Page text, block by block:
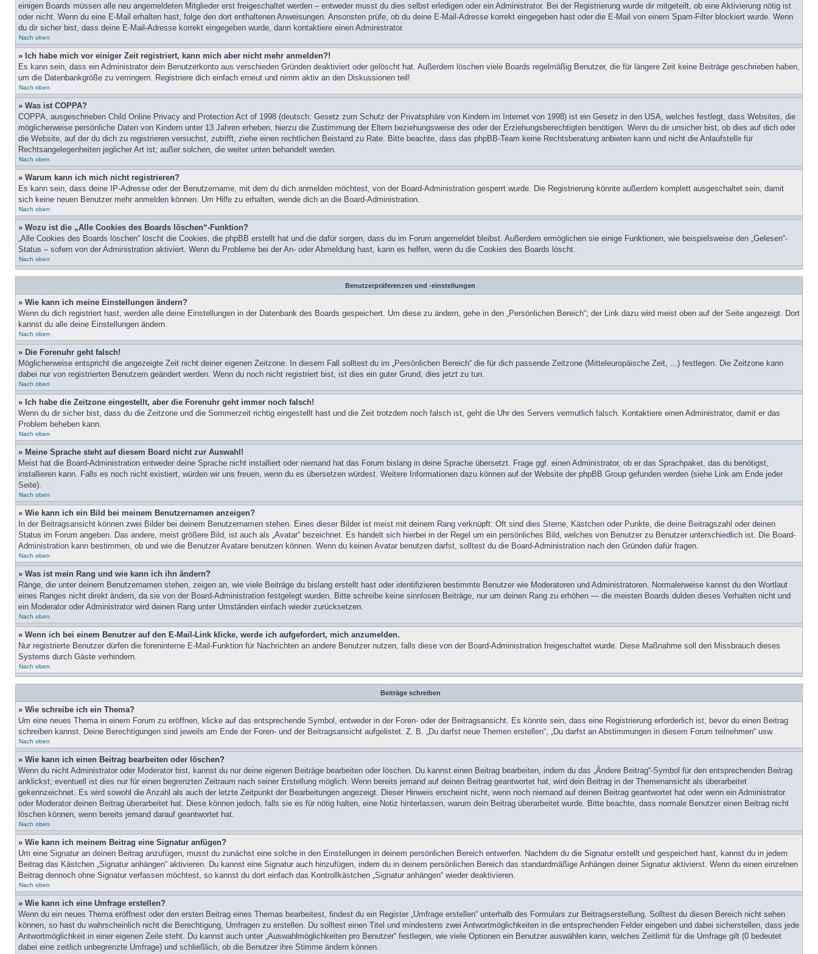
einigen Boards müssen alle neu angemeldeten Mitglieder erst freigeschaltet werden – entweder musst du dies selbst erledigen oder ein Administrator. Bei der Registrierung wurde dir mitgeteilt, ob eine Aktivierung nötig ist
oder nicht. Wenn du eine E-Mail erhalten hast, folge den dort enthaltenen Anweisungen. Ansonsten prüfe, ob du deine E-Mail-Adresse korrekt eingegeben hast oder die E-Mail von einem Spam-Filter blockiert wurde. Wenn
du dir sicher bist, dass deine E-Mail-Adresse korrekt eingegeben wurde, dann kontaktiere einen Administrator.
Nach oben
» Ich habe mich vor einiger Zeit registriert, kann mich aber nicht mehr anmelden?!
Es kann sein, dass ein Administrator dein Benutzerkonto aus verschieden Gründen deaktiviert oder gelöscht hat. Außerdem löschen viele Boards regelmäßig Benutzer, die für längere Zeit keine Beiträge geschrieben haben,
um die Datenbankgröße zu verringern. Registriere dich einfach erneut und nimm aktiv an den Diskussionen teil!
Nach oben
» Was ist COPPA?
COPPA, ausgeschrieben Child Online Privacy and Protection Act of 1998 (deutsch: Gesetz zum Schutz der Privatsphäre von Kindern im Internet von 1998) ist ein Gesetz in den USA, welches festlegt, dass Websites, die
möglicherweise persönliche Daten von Kindern unter 13 Jahren erheben, hierzu die Zustimmung der Eltern beziehungsweise des oder der Erziehungsberechtigten benötigen. Wenn du dir unsicher bist, ob dies auf dich oder
die Website, auf der du dich zu registrieren versuchst, zutrifft, ziehe einen rechtlichen Beistand zu Rate. Bitte beachte, dass das phpBB-Team keine Rechtsberatung anbieten kann und nicht die Anlaufstelle für
Rechtsangelegenheiten jeglicher Art ist; außer solchen, die weiter unten behandelt werden.
Nach oben
» Warum kann ich mich nicht registrieren?
Es kann sein, dass deine IP-Adresse oder der Benutzername, mit dem du dich anmelden möchtest, von der Board-Administration gesperrt wurde. Die Registrierung könnte außerdem komplett ausgeschaltet sein, damit
sich keine neuen Benutzer mehr anmelden können. Um Hilfe zu erhalten, wende dich an die Board-Administration.
Nach oben
» Wozu ist die „Alle Cookies des Boards löschen“-Funktion?
„Alle Cookies des Boards löschen“ löscht die Cookies, die phpBB erstellt hat und die dafür sorgen, dass du im Forum angemeldet bleibst. Außerdem ermöglichen sie einige Funktionen, wie beispielsweise den „Gelesen“-
Status – sofern von der Administration aktiviert. Wenn du Probleme bei der An- oder Abmeldung hast, kann es helfen, wenn du die Cookies des Boards löscht.
Nach oben
Benutzerpräferenzen und -einstellungen
» Wie kann ich meine Einstellungen ändern?
Wenn du dich registriert hast, werden alle deine Einstellungen in der Datenbank des Boards gespeichert. Um diese zu ändern, gehe in den „Persönlichen Bereich“; der Link dazu wird meist oben auf der Seite angezeigt. Dort
kannst du alle deine Einstellungen ändern.
Nach oben
» Die Forenuhr geht falsch!
Möglicherweise entspricht die angezeigte Zeit nicht deiner eigenen Zeitzone. In diesem Fall solltest du im „Persönlichen Bereich“ die für dich passende Zeitzone (Mitteleuropäische Zeit, ...) festlegen. Die Zeitzone kann
dabei nur von registrierten Benutzern geändert werden. Wenn du noch nicht registriert bist, ist dies ein guter Grund, dies jetzt zu tun.
Nach oben
» Ich habe die Zeitzone eingestellt, aber die Forenuhr geht immer noch falsch!
Wenn du dir sicher bist, dass du die Zeitzone und die Sommerzeit richtig eingestellt hast und die Zeit trotzdem noch falsch ist, geht die Uhr des Servers vermutlich falsch. Kontaktiere einen Administrator, damit er das
Problem beheben kann.
Nach oben
» Meine Sprache steht auf diesem Board nicht zur Auswahl!
Meist hat die Board-Administration entweder deine Sprache nicht installiert oder niemand hat das Forum bislang in deine Sprache übersetzt. Frage ggf. einen Administrator, ob er das Sprachpaket, das du benötigst,
installieren kann. Falls es noch nicht existiert, würden wir uns freuen, wenn du es übersetzen würdest. Weitere Informationen dazu können auf der Website der phpBB Group gefunden werden (siehe Link am Ende jeder
Seite).
Nach oben
» Wie kann ich ein Bild bei meinem Benutzernamen anzeigen?
In der Beitragsansicht können zwei Bilder bei deinem Benutzernamen stehen. Eines dieser Bilder ist meist mit deinem Rang verknüpft: Oft sind dies Sterne, Kästchen oder Punkte, die deine Beitragszahl oder deinen
Status im Forum angeben. Das andere, meist größere Bild, ist auch als „Avatar“ bezeichnet. Es handelt sich hierbei in der Regel um ein persönliches Bild, welches von Benutzer zu Benutzer unterschiedlich ist. Die Board-
Administration kann bestimmen, ob und wie die Benutzer Avatare benutzen können. Wenn du keinen Avatar benutzen darfst, solltest du die Board-Administration nach den Gründen dafür fragen.
Nach oben
» Was ist mein Rang und wie kann ich ihn ändern?
Ränge, die unter deinem Benutzernamen stehen, zeigen an, wie viele Beiträge du bislang erstellt hast oder identifizieren bestimmte Benutzer wie Moderatoren und Administratoren. Normalerweise kannst du den Wortlaut
eines Ranges nicht direkt ändern, da sie von der Board-Administration festgelegt wurden. Bitte schreibe keine sinnlosen Beiträge, nur um deinen Rang zu erhöhen — die meisten Boards dulden dieses Verhalten nicht und
ein Moderator oder Administrator wird deinen Rang unter Umständen einfach wieder zurücksetzen.
Nach oben
» Wenn ich bei einem Benutzer auf den E-Mail-Link klicke, werde ich aufgefordert, mich anzumelden.
Nur registrierte Benutzer dürfen die foreninterne E-Mail-Funktion für Nachrichten an andere Benutzer nutzen, falls diese von der Board-Administration freigeschaltet wurde. Diese Maßnahme soll den Missbrauch dieses
Systems durch Gäste verhindern.
Nach oben
Beiträge schreiben
» Wie schreibe ich ein Thema?
Um eine neues Thema in einem Forum zu eröffnen, klicke auf das entsprechende Symbol, entweder in der Foren- oder der Beitragsansicht. Es könnte sein, dass eine Registrierung erforderlich ist, bevor du einen Beitrag
schreiben kannst. Deine Berechtigungen sind jeweils am Ende der Foren- und der Beitragsansicht aufgelistet. Z. B. „Du darfst neue Themen erstellen“, „Du darfst an Abstimmungen in diesem Forum teilnehmen“ usw.
Nach oben
» Wie kann ich einen Beitrag bearbeiten oder löschen?
Wenn du nicht Administrator oder Moderator bist, kannst du nur deine eigenen Beiträge bearbeiten oder löschen. Du kannst einen Beitrag bearbeiten, indem du das „Ändere Beitrag“-Symbol für den entsprechenden Beitrag
anklickst; eventuell ist dies nur für einen begrenzten Zeitraum nach seiner Erstellung möglich. Wenn bereits jemand auf deinen Beitrag geantwortet hat, wird dein Beitrag in der Themenansicht als überarbeitet
gekennzeichnet. Es wird sowohl die Anzahl als auch der letzte Zeitpunkt der Bearbeitungen angezeigt. Dieser Hinweis erscheint nicht, wenn noch niemand auf deinen Beitrag geantwortet hat oder wenn ein Administrator
oder Moderator deinen Beitrag überarbeitet hat. Diese können jedoch, falls sie es für nötig halten, eine Notiz hinterlassen, warum dein Beitrag überarbeitet wurde. Bitte beachte, dass normale Benutzer einen Beitrag nicht
löschen können, wenn bereits jemand darauf geantwortet hat.
Nach oben
» Wie kann ich meinem Beitrag eine Signatur anfügen?
Um eine Signatur an deinen Beitrag anzufügen, musst du zunächst eine solche in den Einstellungen in deinem persönlichen Bereich entwerfen. Nachdem du die Signatur erstellt und gespeichert hast, kannst du in jedem
Beitrag das Kästchen „Signatur anhängen“ aktivieren. Du kannst eine Signatur auch hinzufügen, indem du in deinem persönlichen Bereich das standardmäßige Anhängen deiner Signatur aktivierst. Wenn du einen einzelnen
Beitrag dennoch ohne Signatur verfassen möchtest, so kannst du dort einfach das Kontrollkästchen „Signatur anhängen“ wieder deaktivieren.
Nach oben
» Wie kann ich eine Umfrage erstellen?
Wenn du ein neues Thema eröffnest oder den ersten Beitrag eines Themas bearbeitest, findest du ein Register „Umfrage erstellen“ unterhalb des Formulars zur Beitragserstellung. Solltest du diesen Bereich nicht sehen
können, so hast du wahrscheinlich nicht die Berechtigung, Umfragen zu erstellen. Du solltest einen Titel und mindestens zwei Antwortmöglichkeiten in die entsprechenden Felder eingeben und dabei sicherstellen, dass jede
Antwortmöglichkeit in einer eigenen Zeile steht. Du kannst auch unter „Auswahlmöglichkeiten pro Benutzer“ festlegen, wie viele Optionen ein Benutzer auswählen kann, welches Zeitlimit für die Umfrage gilt (0 bedeutet
dabei eine zeitlich unbegrenzte Umfrage) und schließlich, ob die Benutzer ihre Stimme ändern können.